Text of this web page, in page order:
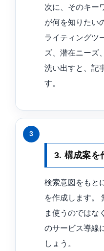
次に、そのキー
が何を知りたい
ライティングツ
ズ、潜在ニーズ
洗い出すと、記
す。
3. 構成案を
検索意図をもと
を作成します。
ま使うのではな
のサービス導線
しょう。